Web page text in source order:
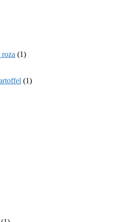
(1)
(1)